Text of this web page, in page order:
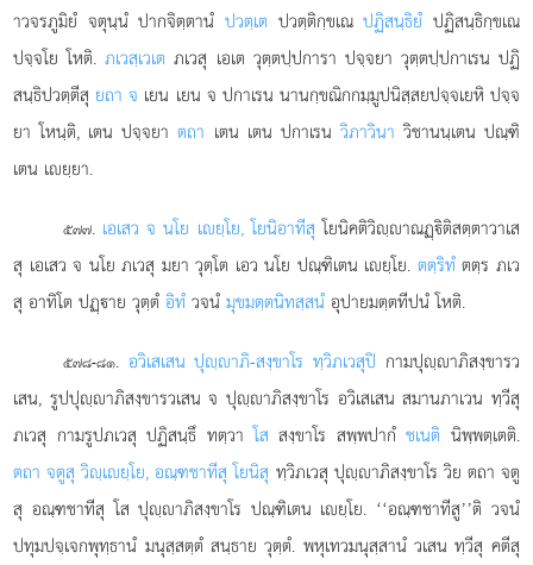
าวจรภูมิยํ จตุนฺนํ ปากจิตฺตานํ ปวตฺเต ปวตฺติกฺขเณปฏิสนฺธิยํ ปฏิสนฺธิกฺขเณ
ปจฺจโย โหติ.ภเวสฺเวเต ภเวสุ เอเต วุตฺตปฺปการา ปจฺจยา วุตฺตปฺปกาเรน ปฏิ
สนฺธิปวตฺตีสุ ยถา จ เยน เยน จ ปกาเรน นานกฺขณิกกมฺมูปนิสฺสยปจฺจเยหิ ปจฺจ
ยา โหนฺติ, เตน ปจฺจยาตถา เตน เตน ปกาเรนวิภาวินา วิชานนฺเตน ปณฺฑิ
เตน เยฺยา.
๕๗๗. เอเสว จ นโย เยฺโย, โยนิอาทีสุ โยนิคติวิฺาณฏฺิติสตฺตาวาเส
สุ เอเสว จ นโย ภเวสุ มยา วุตฺโต เอว นโย ปณฺฑิเตน เยฺโย. ตตฺริทํตตฺร ภเว
สุ อาทิโต ปฏฺาย วุตฺตํอิทํ วจนํมุขมตฺตนิทสฺสนํ อุปายมตฺตทีปนํ โหติ.
๕๗๘-๘๑. อวิเสเสน ปุฺาภิ-สงฺขาโร ทฺวิภเวสุปิ กามปุฺาภิสงฺขารว
เสน, รูปปุฺาภิสงฺขารวเสน จ ปุฺาภิสงฺขาโร อวิเสเสน สมานภาเวน ทฺวีสุ
ภเวสุ กามรูปภเวสุ ปฏิสนฺธึ ทตฺวาโส สงฺขาโร สพฺพปากํชเนติ นิพฺพตฺเตติ.
ตถา จตูสุ วิฺเยฺโย, อณฺฑชาทีสุ โยนิสุ ทฺวิภเวสุ ปุฺาภิสงฺขาโร วิย ตถา จตู
สุ อณฺฑชาทีสุ โส ปุฺาภิสงฺขาโร ปณฺฑิเตน เยฺโย. ‘‘อณฺฑชาทีสู’’ติ วจนํ
ปทุมปจฺเจกพุทฺธานํ มนุสฺสตฺตํ สนฺธาย วุตฺตํ. พหุเทวมนุสฺสานํ วเสน ทฺวีสุ คตีสุ